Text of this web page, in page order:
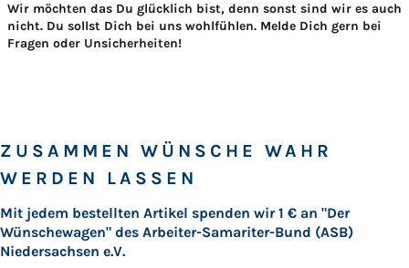
Wir möchten das Du glücklich bist, denn sonst sind wir es auch
nicht. Du sollst Dich bei uns wohlfühlen. Melde Dich gern bei
Fragen oder Unsicherheiten!
ZUSAMMEN WÜNSCHE WAHR
WERDEN LASSEN
Mit jedem bestellten Artikel spenden wir 1 € an "Der
Wünschewagen" des Arbeiter-Samariter-Bund (ASB)
Niedersachsen e.V.